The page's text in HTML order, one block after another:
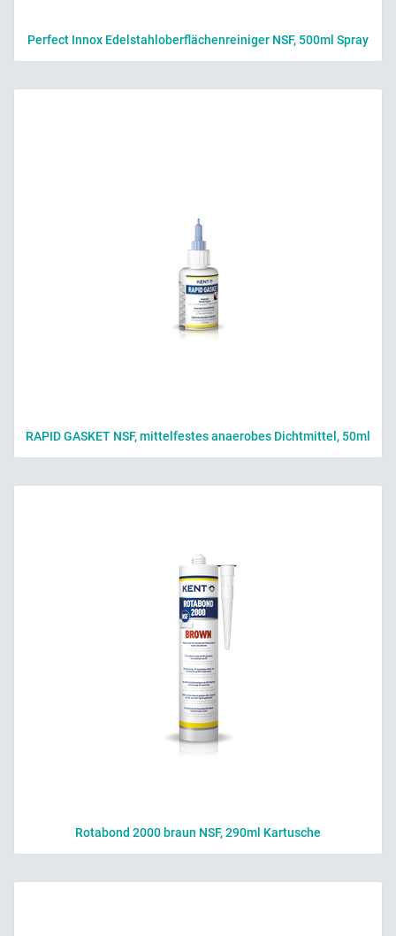
Perfect Innox Edelstahloberflächenreiniger NSF, 500ml Spray
RAPID GASKET NSF, mittelfestes anaerobes Dichtmittel, 50ml
Rotabond 2000 braun NSF, 290ml Kartusche